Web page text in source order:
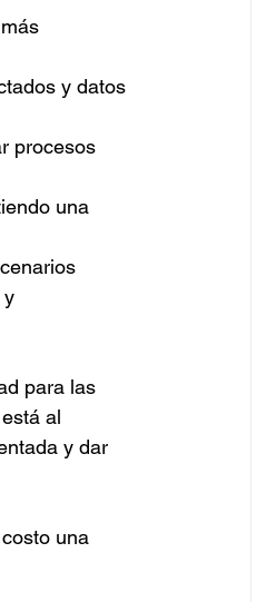
y datos
procesos
una
y
para las
al
y dar
una